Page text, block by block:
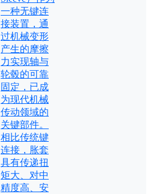
一种无键连
接装置，通
过机械变形
产生的摩擦
力实现轴与
轮毂的可靠
固定，已成
为现代机械
传动领域的
关键部件。
相比传统键
连接，胀套
具有传递扭
矩大、对中
精度高、安